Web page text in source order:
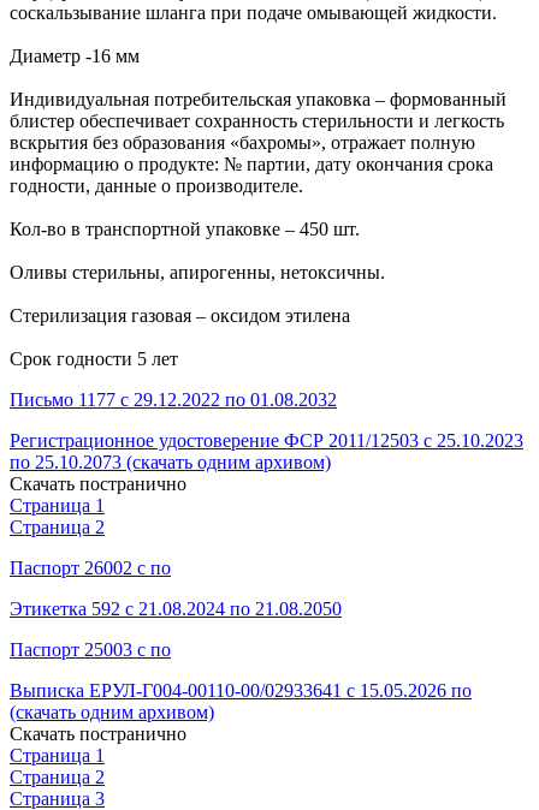
соскальзывание шланга при подаче омывающей жидкости.
Диаметр -16 мм
Индивидуальная потребительская упаковка – формованный
блистер обеспечивает сохранность стерильности и легкость
вскрытия без образования «бахромы», отражает полную
информацию о продукте: № партии, дату окончания срока
годности, данные о производителе.
Кол-во в транспортной упаковке – 450 шт.
Оливы стерильны, апирогенны, нетоксичны.
Стерилизация газовая – оксидом этилена
Срок годности 5 лет
Письмо 1177 с 29.12.2022 по 01.08.2032
Регистрационное удостоверение ФСР 2011/12503 с 25.10.2023
по 25.10.2073 (скачать одним архивом)
Скачать постранично
Страница 1
Страница 2
Паспорт 26002 с по
Этикетка 592 с 21.08.2024 по 21.08.2050
Паспорт 25003 с по
Выписка ЕРУЛ-Г004-00110-00/02933641 с 15.05.2026 по
(скачать одним архивом)
Скачать постранично
Страница 1
Страница 2
Страница 3